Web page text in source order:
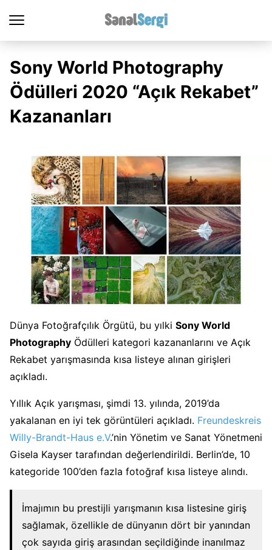
Sony World Photography
Ödülleri 2020 “Açık Rekabet”
Kazananları
Dünya Fotoğrafçılık Örgütü, bu yılki Sony World
Photography Ödülleri kategori kazananlarını ve Açık
Rekabet yarışmasında kısa listeye alınan girişleri
açıkladı.
Yıllık Açık yarışması, şimdi 13. yılında, 2019’da
yakalanan en iyi tek görüntüleri açıkladı. Freundeskreis
Willy-Brandt-Haus e.V.’nin Yönetim ve Sanat Yönetmeni
Gisela Kayser tarafından değerlendirildi. Berlin’de, 10
kategoride 100’den fazla fotoğraf kısa listeye alındı.
İmajımın bu prestijli yarışmanın kısa listesine giriş
sağlamak, özellikle de dünyanın dört bir yanından
çok sayıda giriş arasından seçildiğinde inanılmaz